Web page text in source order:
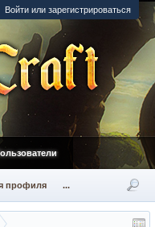
Войти или зарегистрироваться
профиля ...